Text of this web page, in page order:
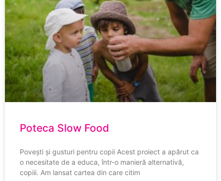
Poteca Slow Food
Povești și gusturi pentru copii Acest proiect a apărut ca
o necesitate de a educa, într-o manieră alternativă,
copiii. Am lansat cartea din care citim